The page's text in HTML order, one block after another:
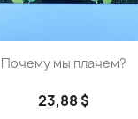
Просмотр
Почему мы плачем?
23,88 $